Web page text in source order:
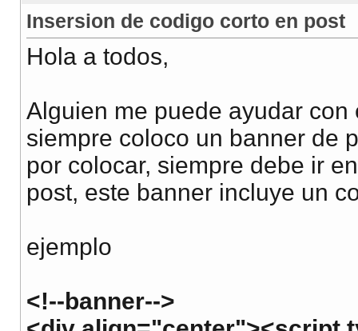
Insersion de codigo corto en post
Hola a todos,
Alguien me puede ayudar
siempre coloco un banner de
por colocar, siempre debe ir
post, este banner incluye un
ejemplo
<!--banner-->